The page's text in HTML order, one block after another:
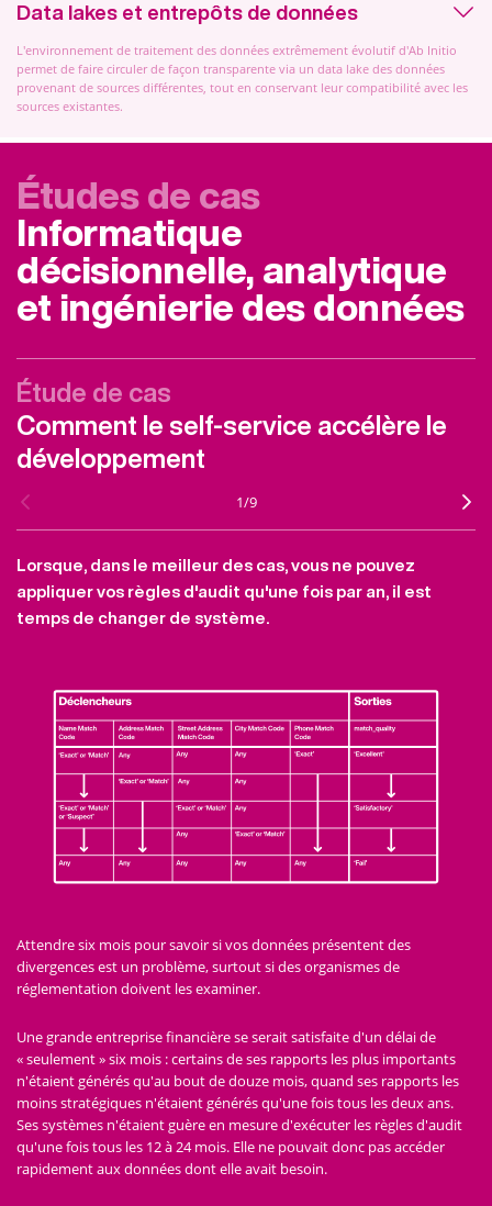
Data lakes et entrepôts de données
L'environnement de traitement des données extrêmement évolutif d'Ab Initio
permet de faire circuler de façon transparente via un data lake des données
provenant de sources différentes, tout en conservant leur compatibilité avec les
sources existantes.
Études de cas
Informatique
décisionnelle, analytique
et ingénierie des données
Étude de cas
Comment le self-service accélère le
développement
1/9
Lorsque, dans le meilleur des cas, vous ne pouvez
appliquer vos règles d'audit qu'une fois par an, il est
temps de changer de système.
Attendre six mois pour savoir si vos données présentent des
divergences est un problème, surtout si des organismes de
réglementation doivent les examiner.
Une grande entreprise financière se serait satisfaite d'un délai de
« seulement » six mois : certains de ses rapports les plus importants
n'étaient générés qu'au bout de douze mois, quand ses rapports les
moins stratégiques n'étaient générés qu'une fois tous les deux ans.
Ses systèmes n'étaient guère en mesure d'exécuter les règles d'audit
qu'une fois tous les 12 à 24 mois. Elle ne pouvait donc pas accéder
rapidement aux données dont elle avait besoin.